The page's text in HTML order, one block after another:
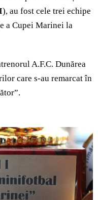
), au fost cele trei echipe
a Cupei Marinei la
A.F.C. Dunărea
care s-au remarcat în